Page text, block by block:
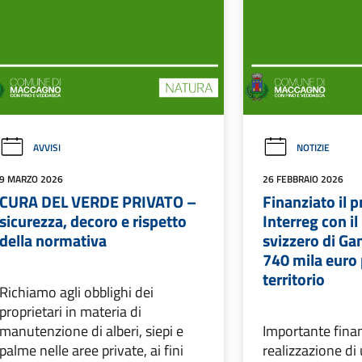
AVVISI
MARZO 2026
DEL VERDE PRIVATO –
decoro e rispetto
normativa
agli obblighi dei
in materia di
di alberi, siepi e
nelle aree private, ai fini
NOTIZIE
26 FEBBRAIO 2026
Finanziato il
Interreg con
svizzero di
740 mila
territorio
Importante
realizzazione